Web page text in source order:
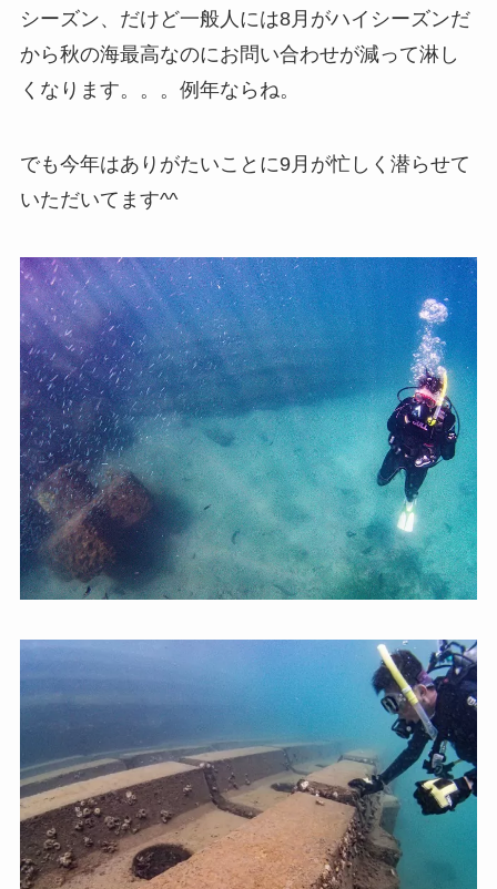
シーズン、だけど一般人には8月がハイシーズンだ
から秋の海最高なのにお問い合わせが減って淋し
くなります。。。例年ならね。
でも今年はありがたいことに9月が忙しく潜らせて
いただいてます^^